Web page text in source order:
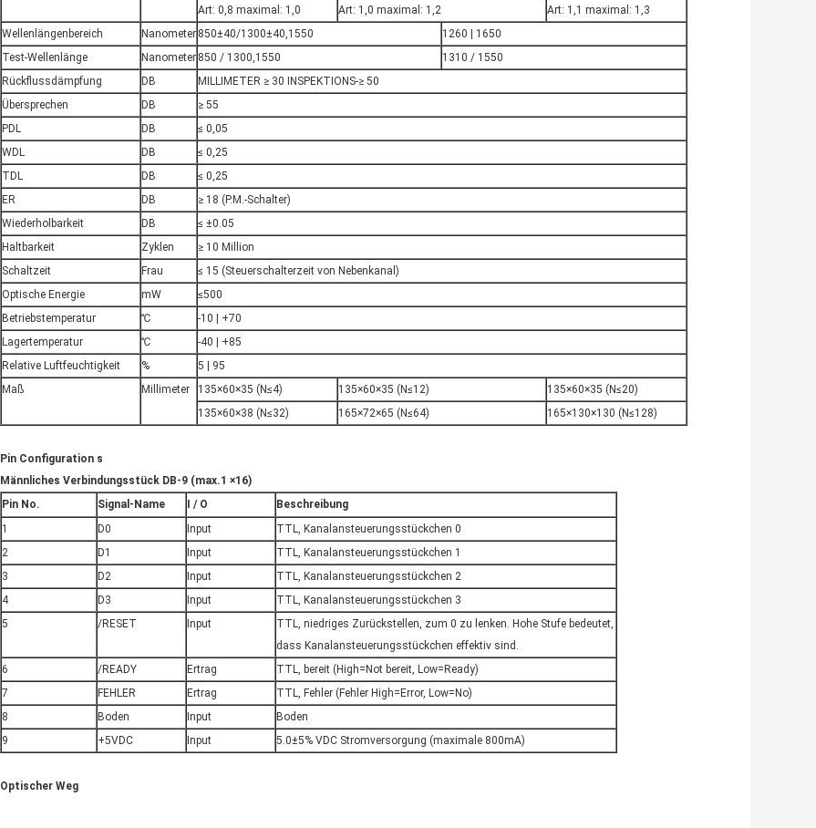
Art: 0,8 maximal: 1,0
Art: 1,0 maximal: 1,2
Art: 1,1 maximal: 1,3
Wellenlängenbereich
Nanometer 850±40/1300±40,1550
1260 | 1650
Test-Wellenlänge
Nanometer 850 / 1300,1550
1310 / 1550
Rückflussdämpfung
DB
MILLIMETER ≥ 30 INSPEKTIONS-≥ 50
Übersprechen
DB
≥ 55
PDL
DB
≤ 0,05
WDL
DB
≤ 0,25
TDL
DB
≤ 0,25
ER
DB
≥ 18 (P.M.-Schalter)
Wiederholbarkeit
DB
≤ ±0.05
Haltbarkeit
Zyklen
≥ 10 Million
Schaltzeit
Frau
≤ 15 (Steuerschalterzeit von Nebenkanal)
Optische Energie
mW
≤500
Betriebstemperatur
℃
-10 | +70
Lagertemperatur
℃
-40 | +85
Relative Luftfeuchtigkeit
%
5 | 95
Maß
Millimeter 135×60×35 (N≤4) 135×60×35 (N≤12)
135×60×35 (N≤20)
135×60×38 (N≤32)
165×72×65 (N≤64) 165×130×130 (N≤128)
Pin Configuration s
Männliches Verbindungsstück DB-9 (max.1 ×16)
Pin No.
Signal-Name I / O
Beschreibung
1
D0 Input
TTL, Kanalansteuerungsstückchen 0
2
D1 Input
TTL, Kanalansteuerungsstückchen 1
3
D2 Input
TTL, Kanalansteuerungsstückchen 2
4
D3 Input
TTL, Kanalansteuerungsstückchen 3
5
/RESET Input
TTL, niedriges Zurückstellen, zum 0 zu lenken. Hohe Stufe bedeutet,
dass Kanalansteuerungsstückchen effektiv sind.
6
/READY Ertrag
TTL, bereit (High=Not bereit, Low=Ready)
7
FEHLER Ertrag
TTL, Fehler (Fehler High=Error, Low=No)
8
Boden Input
Boden
9
+5VDC Input 5.0±5% VDC Stromversorgung (maximale 800mA)
Optischer Weg